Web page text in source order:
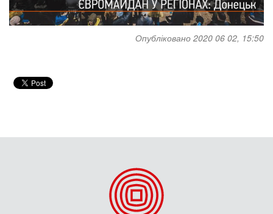
Опубліковано 2020 06 02, 15:50